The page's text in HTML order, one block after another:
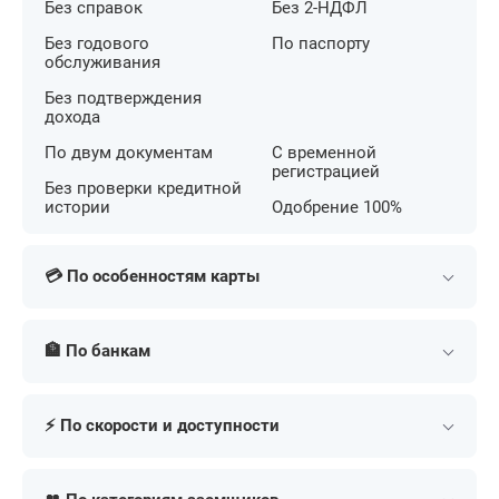
Без справок
Без годового
обслуживания
Без подтверждения
дохода
Без 2-НДФЛ
По паспорту
По двум документам
Без проверки кредитной
истории
С временной
регистрацией
Одобрение 100%
💳 По особенностям карты
периодом
🏦 По банкам
Альфа-Банк
МТС Банк
⚡ По скорости и доступности